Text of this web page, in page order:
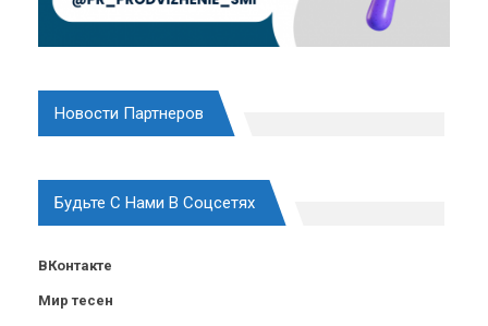
Новости Партнеров
Будьте С Нами В Соцсетях
ВКонтакте
Мир тесен